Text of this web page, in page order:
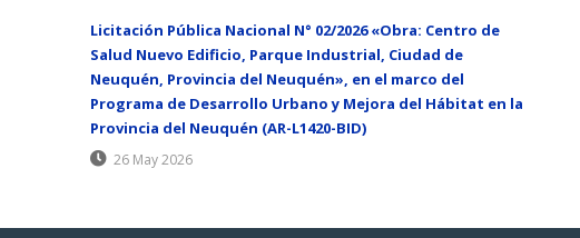
Licitación Pública Nacional N° 02/2026 «Obra: Centro de
Salud Nuevo Edificio, Parque Industrial, Ciudad de
Neuquén, Provincia del Neuquén», en el marco del
Programa de Desarrollo Urbano y Mejora del Hábitat en la
Provincia del Neuquén (AR-L1420-BID)
26 May 2026